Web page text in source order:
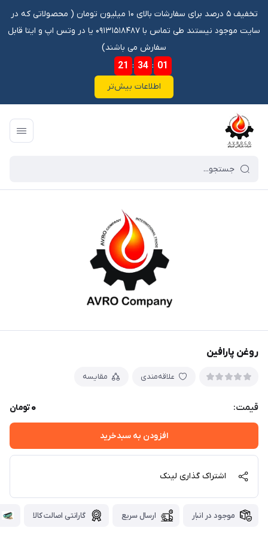
تخفیف ۵ درصد برای سفارشات بالای ۱۰ میلیون تومان ‌‌(‌‌ محصولاتی که در
سایت موجود نیستند طی تماس با ۰۹۱۳۱۵۱۸۴۸۷ یا در وتس اپ و ایتا قابل
سفارش می باشند)
21 : 34 : 00
اطلاعات بیش‌تر
فروشگاه آنلاین آوروکو
روغن پارافین
علاقه‌مندی مقایسه
قیمت: 0تومان
افزودن به سبدخرید
اشتراک گذاری لینک
موجود در انبار ارسال سریع گارانتی اصالت کالا